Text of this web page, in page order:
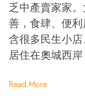
乏中產賣家家
善，食肆、便
含很多民生小店
居住在奧城西岸
Read More